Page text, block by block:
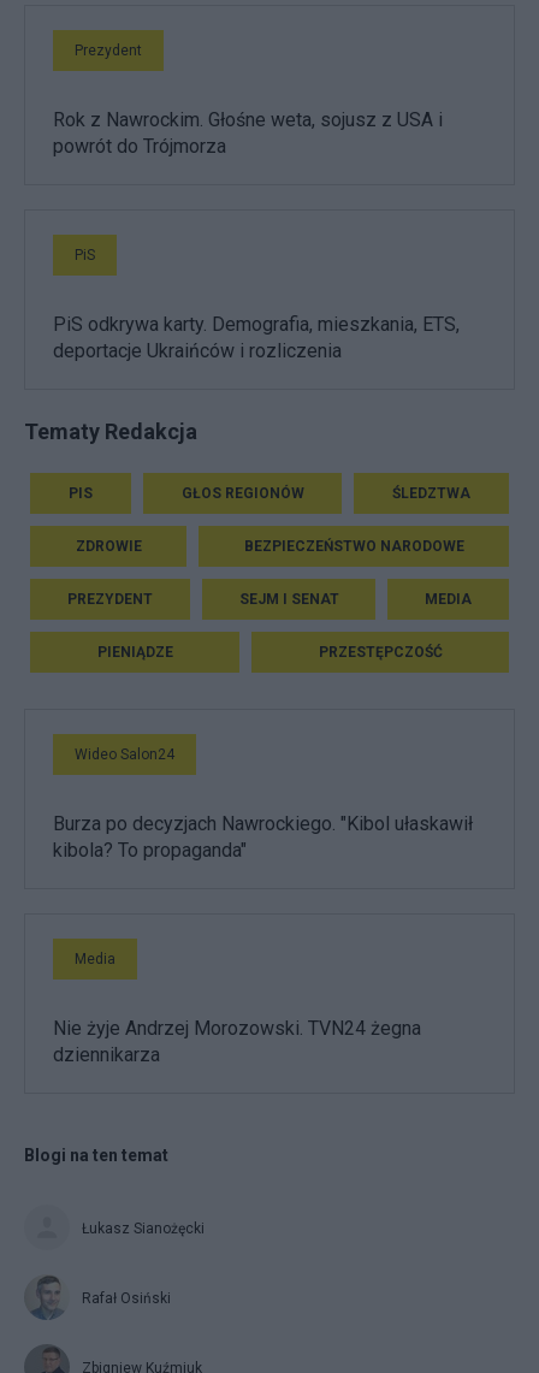
Prezydent
Rok z Nawrockim. Głośne weta, sojusz z USA i
powrót do Trójmorza
PiS
PiS odkrywa karty. Demografia, mieszkania, ETS,
deportacje Ukraińców i rozliczenia
Tematy Redakcja
PIS GŁOS REGIONÓW ŚLEDZTWA
ZDROWIE BEZPIECZEŃSTWO NARODOWE
PREZYDENT SEJM I SENAT MEDIA
PIENIĄDZE PRZESTĘPCZOŚĆ
Wideo Salon24
Burza po decyzjach Nawrockiego. "Kibol ułaskawił
kibola? To propaganda"
Media
Nie żyje Andrzej Morozowski. TVN24 żegna
dziennikarza
Blogi na ten temat
Łukasz Sianożęcki
Rafał Osiński
Zbigniew Kuźmiuk